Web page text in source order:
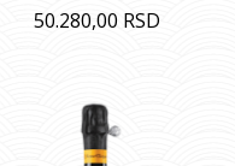
50.280,00 RSD